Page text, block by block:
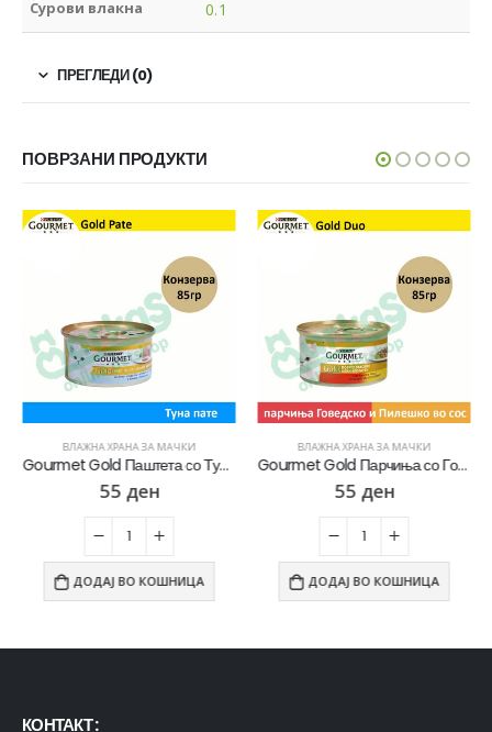
Сурови влакна 0.1
ПРЕГЛЕДИ (0)
ПОВРЗАНИ ПРОДУКТИ
ВЛАЖНА ХРАНА ЗА МАЧКИ
Gourmet Gold Паштета со Туна [Конзерва 85гр]
55 ден
ДОДАЈ ВО КОШНИЦА
ВЛАЖНА ХРАНА ЗА МАЧКИ
Gourmet Gold Парчиња со Говедско и Пилешко во сос [Конзерва 85]
55 ден
ДОДАЈ ВО КОШНИЦА
КОНТАКТ :